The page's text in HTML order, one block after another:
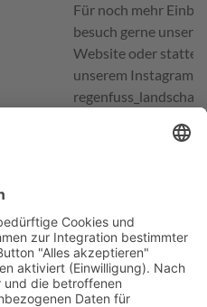
Für noch mehr
besuch gerne unser
Website oder statte
unserem Instagram-